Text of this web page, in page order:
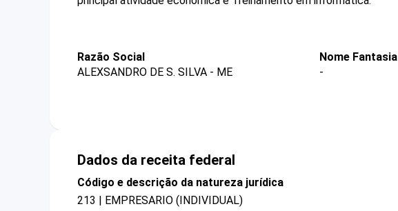
Razão Social
ALEXSANDRO DE S. SILVA - ME
Nome Fantasia
-
Dados da receita federal
Código e descrição da natureza jurídica
213 | EMPRESARIO (INDIVIDUAL)